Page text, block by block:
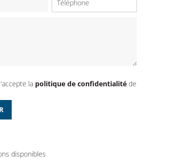
la politique de confidentialité de
disponibles